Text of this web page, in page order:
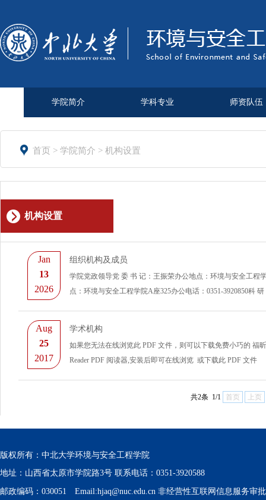
学院简介 学科专业 师资队伍
 首页 > 学院简介 > 机构设置
机构设置
Jan
13
2026
组织机构及成员
学院党政领导党 委 书 记：王振荣办公地点：环境与安全
点：环境与安全工程学院A座325办公电话：0351-3920850科
Aug
25
2017
学术机构
如果您无法在线浏览此 PDF 文件，则可以下载免费小巧的 福
Reader PDF 阅读器,安装后即可在线浏览 或下载此 PDF 文件
共2条 1/1 首页 上页
版权所有：中北大学环境与安全工程学院
地址：山西省太原市学院路3号 联系电话：0351-3920588
邮政编码：030051 Email:hjaq@nuc.edu.cn 非经营性互联网信息服务审